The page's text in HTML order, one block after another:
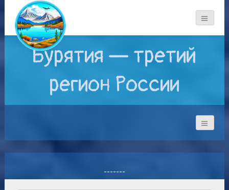
Бурятия — третий
регион России
-------